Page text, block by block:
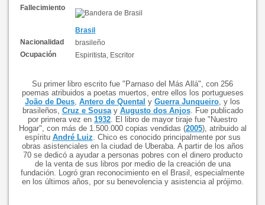
Fallecimiento
Brasil
Nacionalidad
brasileño
Ocupación
Espiritista, Escritor
Su primer libro escrito fue "Parnaso del Más Allá", con 256
poemas atribuidos a poetas muertos, entre ellos los portugueses
João de Deus, Antero de Quental y Guerra Junqueiro, y los
brasileños, Cruz e Sousay Augusto dos Anjos. Fue publicado
por primera vez en 1932. El libro de mayor tiraje fue "Nuestro
Hogar", con más de 1.500.000 copias vendidas (2005), atribuido al
espíritu André Luiz. Chico es conocido principalmente por sus
obras asistenciales en la ciudad de Uberaba. A partir de los años
70 se dedicó a ayudar a personas pobres con el dinero producto
de la venta de sus libros por medio de la creación de una
fundación. Logró gran reconocimiento en el Brasil, especialmente
en los últimos años, por su benevolencia y asistencia al prójimo.